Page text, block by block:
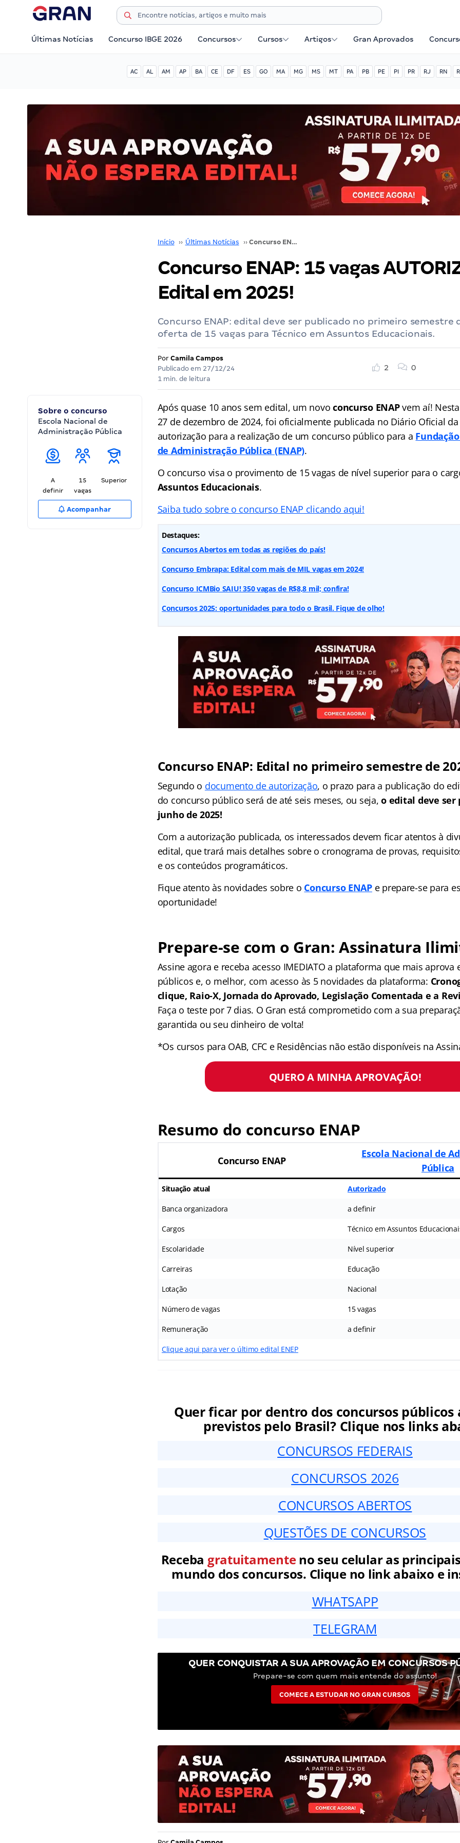
Últimas Notícias Concurso IBGE 2026 Concursos Cursos Artigos Gran Aprovados
AC AL AM AP BA CE DF ES GO MA MG MS MT PA PB PE PI PR RJ RN
Início ›› Últimas Notícias ›› Concurso ENAP: 15 vagas AUTORIZADAS. Edital em 2025!
Concurso ENAP: 15 vagas
Edital em 2025!
Concurso ENAP: edital deve ser publicado no primeiro semestre
oferta de 15 vagas para Técnico em Assuntos Educacionais.
Por Camila Campos
Publicado em 27/12/24
1 min. de leitura
2 0
Sobre o concurso
Escola Nacional de
Administração Pública
A
definir
15
vagas
Superior
Acompanhar
Após quase 10 anos sem edital, um novoconcurso ENAPvem aí!
27 de dezembro de 2024, foi oficialmente publicada no Diário Oficial
autorização para a realização de um concurso público para a
de Administração Pública (ENAP).
O concurso visa o provimento de 15 vagas de nível superior para o
Assuntos Educacionais.
Saiba tudo sobre o concurso ENAP clicando aqui!
Destaques:
Concursos Abertos em todas as regiões do país!
Concurso Embrapa: Edital com mais de MIL vagas em 2024!
Concurso ICMBio SAIU! 350 vagas de R$8,8 mil; confira!
Concursos 2025: oportunidades para todo o Brasil. Fique de olho!
Concurso ENAP: Edital no primeiro semestre de
Segundo o documento de autorização, o prazo para a publicação do
do concurso público será de até seis meses, ou seja,o edital deve ser
junho de 2025!
Com a autorização publicada, os interessados devem ficar atentos à
edital, que trará mais detalhes sobre o cronograma de provas,
e os conteúdos programáticos.
Fique atento às novidades sobre o Concurso ENAPe prepare-se para
oportunidade!
Prepare-se com o Gran: Assinatura
Assine agora e receba acesso IMEDIATO a plataforma que mais aprova
públicos e, o melhor, com acesso às 5 novidades da plataforma:
clique, Raio-X, Jornada do Aprovado, Legislação Comentada e a
Faça o teste por 7 dias. O Gran está comprometido com a sua
garantida ou seu dinheiro de volta!
*Os cursos para OAB, CFC e Residências não estão disponíveis na
QUERO A MINHA APROVAÇÃO!
Resumo do concurso ENAP
Concurso ENAP
Escola Nacional de
Pública
Situação atual Autorizado
Banca organizadora a definir
Cargos Técnico em Assuntos
Escolaridade Nível superior
Carreiras Educação
Lotação Nacional
Número de vagas 15 vagas
Remuneração a definir
Clique aqui para ver o último edital ENEP
Quer ficar por dentro dos concursos públicos
previstos pelo Brasil? Clique nos links
CONCURSOS FEDERAIS
CONCURSOS 2026
CONCURSOS ABERTOS
QUESTÕES DE CONCURSOS
Receba gratuitamenteno seu celular as
mundo dos concursos. Clique no link abaixo e
WHATSAPP
TELEGRAM
QUER CONQUISTAR A SUA APROVAÇÃO EM CONCURSOS
Prepare-se com quem mais entende do assunto!
COMECE A ESTUDAR NO GRAN CURSOS